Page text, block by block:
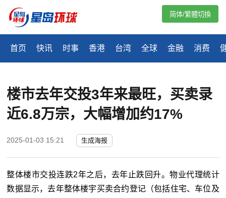
首页 快讯 时事 香港 台湾 全球 金融 消费
简体/繁體切換
楼市去年交投3年来最旺，买卖录
近6.8万宗，大幅增加约17%
2025-01-03 15:21 生成海报
整体楼市交投连跌2年之后，去年止跌回升。物业代理统计
数据显示，去年整体楼宇买卖合约登记（包括住宅、车位及